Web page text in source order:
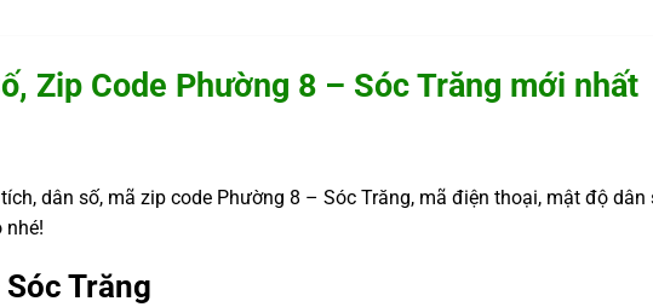
Zip Code Phường 8 – Sóc Trăng mới nhất
dân số, mã zip code Phường 8 – Sóc Trăng, mã điện thoại, mật độ dân
nhé!
Trăng